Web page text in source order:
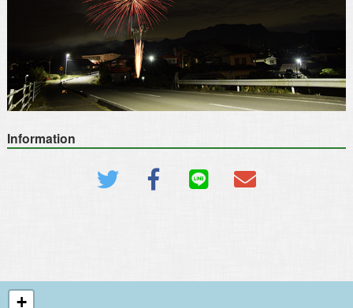
Information
+